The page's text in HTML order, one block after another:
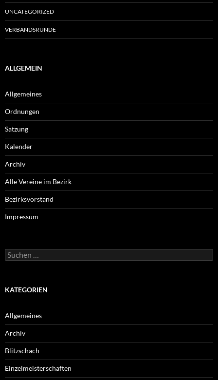
UNCATEGORIZED
VERBANDSRUNDE
ALLGEMEIN
Allgemeines
Ordnungen
Satzung
Kalender
Archiv
Alle Vereine im Bezirk
Bezirksvorstand
Impressum
Suche
nach:
KATEGORIEN
Allgemeines
Archiv
Blitzschach
Einzelmeisterschaften